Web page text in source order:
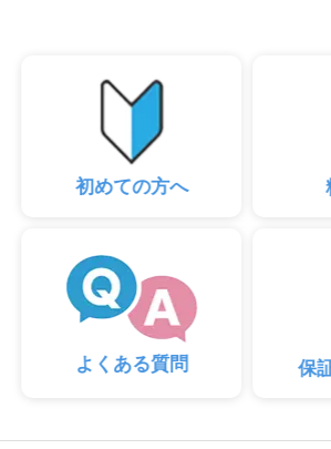
初めての方へ
よくある質問 保